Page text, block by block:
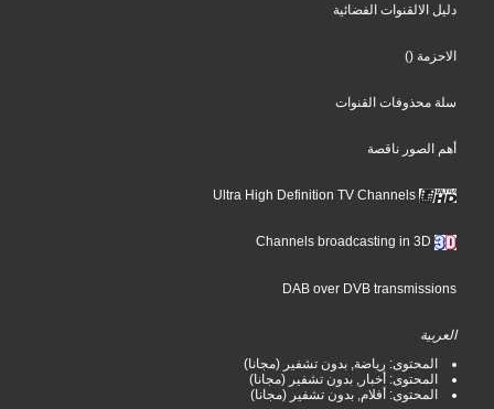
دليل الالقنوات الفضائية
الاحزمة ()
سلة محذوفات القنوات
أهم الصور ناقصة
Ultra High Definition TV Channels
DAB over DVB transmissions
العربية
المحتوى: رياضة, بدون تشفير (مجانا)
المحتوى: أخبار, بدون تشفير (مجانا)
المحتوى: أفلام, بدون تشفير (مجانا)